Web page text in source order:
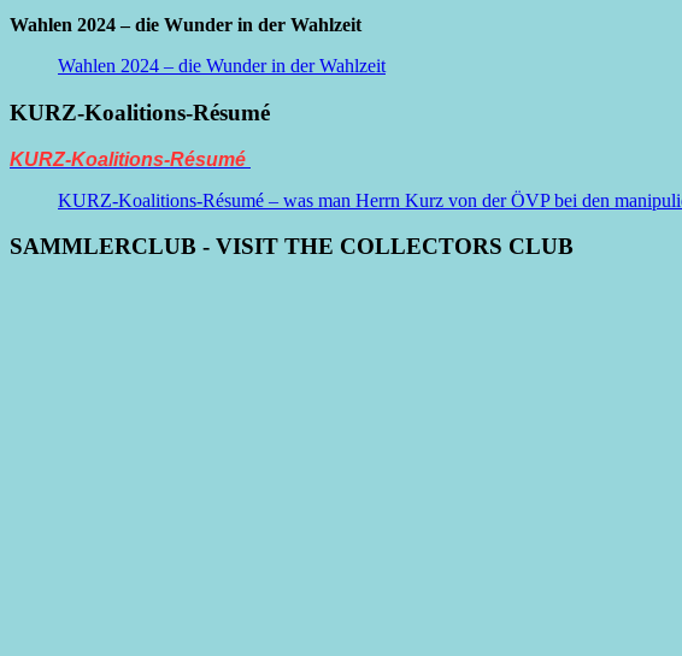
Wahlen 2024 – die Wunder in der Wahlzeit
Wahlen 2024 – die Wunder in der Wahlzeit
KURZ-Koalitions-Résumé
KURZ-Koalitions-Résumé
KURZ-Koalitions-Résumé – was man Herrn Kurz von der ÖVP bei den
SAMMLERCLUB - VISIT THE COLLECTORS CLUB